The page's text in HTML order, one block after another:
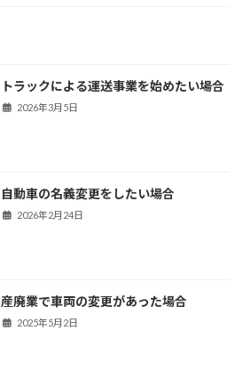
トラックによる運送事業を始めたい場合
2026年3月5日
自動車の名義変更をしたい場合
2026年2月24日
産廃業で車両の変更があった場合
2025年5月2日